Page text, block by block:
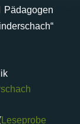
Leseprobe